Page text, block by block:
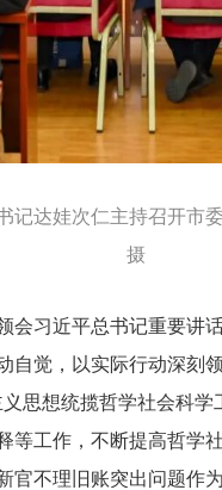
记达娃次仁主持召开市
摄
会习近平总书记重要讲
觉，以实际行动深刻
思想统揽哲学社会科学
等工作，不断提高哲学
官不理旧账突出问题作